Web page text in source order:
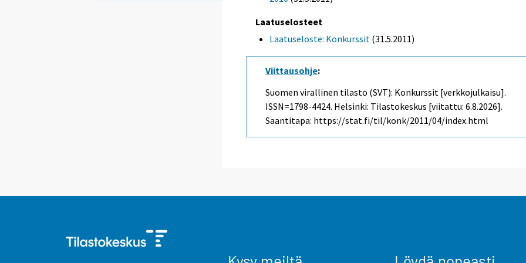
Laatuselosteet
Laatuseloste: Konkurssit (31.5.2011)
Viittausohje:
Suomen virallinen tilasto (SVT): Konkurssit [verkkojulkaisu].
ISSN=1798-4424. Helsinki: Tilastokeskus [viitattu: 6.8.2026].
Saantitapa: https://stat.fi/til/konk/2011/04/index.html